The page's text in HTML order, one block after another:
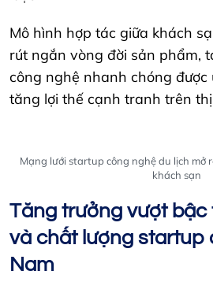
Mô hình hợp tác giữa khách
rút ngắn vòng đời sản phẩm,
công nghệ nhanh chóng được
tăng lợi thế cạnh tranh trên
Mạng lưới startup công nghệ du lịch mở
khách sạn
Tăng trưởng vượt bậc
và chất lượng startup
Nam